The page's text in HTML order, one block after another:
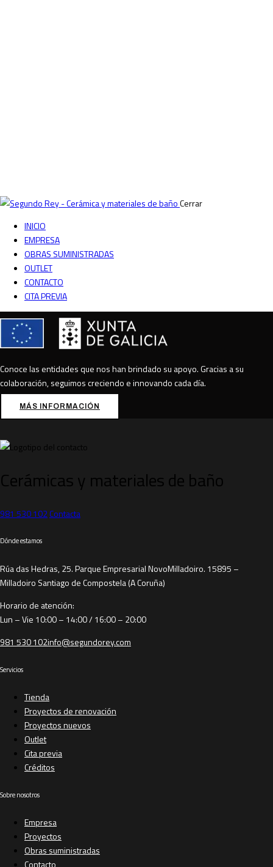
Cerrar
INICIO
EMPRESA
OBRAS SUMINISTRADAS
OUTLET
CONTACTO
CITA PREVIA
Conoce las entidades que nos han brindado su apoyo.Gracias a su
colaboración, seguimos creciendo e innovando cada día.
MÁS INFORMACIÓN
Cerámicas y materiales de baño
981 530 102Contacta
Dónde estamos
Rúa das Hedras, 25. Parque Empresarial NovoMilladoiro. 15895 –
Milladoiro Santiago de Compostela (A Coruña)
Horario de atención:
Lun – Vie 10:00 – 14:00 / 16:00 – 20:00
981 530 102info@segundorey.com
Servicios
Tienda
Proyectos de renovación
Proyectos nuevos
Outlet
Cita previa
Créditos
Sobre nosotros
Empresa
Proyectos
Obras suministradas